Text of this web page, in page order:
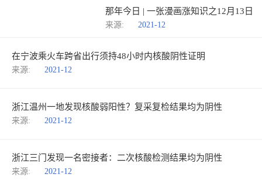
那年今日 | 一张漫画涨知识之12月13日
来源: 2021-12
在宁波乘火车跨省出行须持48小时内核酸阴性证明
来源: 2021-12
浙江温州一地发现核酸弱阳性？复采复检结果均为阴性
来源: 2021-12
浙江三门发现一名密接者：二次核酸检测结果均为阴性
来源: 2021-12